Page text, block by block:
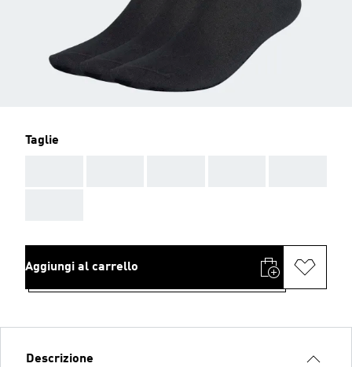
Taglie
Aggiungi al carrello
Descrizione